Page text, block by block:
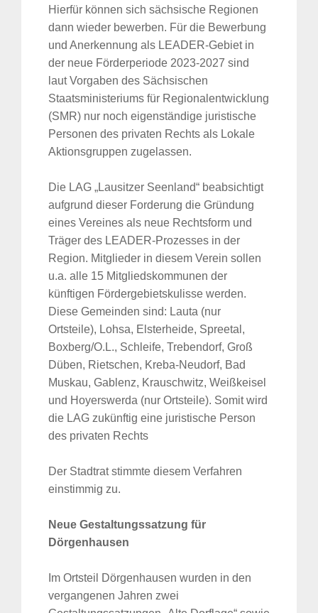
Hierfür können sich sächsische Regionen
dann wieder bewerben. Für die Bewerbung
und Anerkennung als LEADER-Gebiet in
der neue Förderperiode 2023-2027 sind
laut Vorgaben des Sächsischen
Staatsministeriums für Regionalentwicklung
(SMR) nur noch eigenständige juristische
Personen des privaten Rechts als Lokale
Aktionsgruppen zugelassen.
Die LAG „Lausitzer Seenland“ beabsichtigt
aufgrund dieser Forderung die Gründung
eines Vereines als neue Rechtsform und
Träger des LEADER-Prozesses in der
Region. Mitglieder in diesem Verein sollen
u.a. alle 15 Mitgliedskommunen der
künftigen Fördergebietskulisse werden.
Diese Gemeinden sind: Lauta (nur
Ortsteile), Lohsa, Elsterheide, Spreetal,
Boxberg/O.L., Schleife, Trebendorf, Groß
Düben, Rietschen, Kreba-Neudorf, Bad
Muskau, Gablenz, Krauschwitz, Weißkeisel
und Hoyerswerda (nur Ortsteile). Somit wird
die LAG zukünftig eine juristische Person
des privaten Rechts
Der Stadtrat stimmte diesem Verfahren
einstimmig zu.
Neue Gestaltungssatzung für
Dörgenhausen
Im Ortsteil Dörgenhausen wurden in den
vergangenen Jahren zwei